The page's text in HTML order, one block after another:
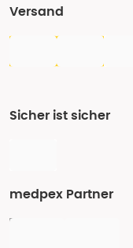
Versand
Sicher ist sicher
medpex Partner